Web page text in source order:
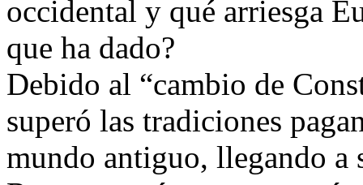
occidental y qué arriesga
que ha dado?
Debido al “cambio de
superó las tradiciones
mundo antiguo, llegando a